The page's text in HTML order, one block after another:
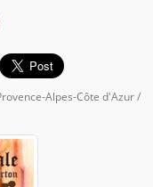
Alpes-Côte d'Azur /